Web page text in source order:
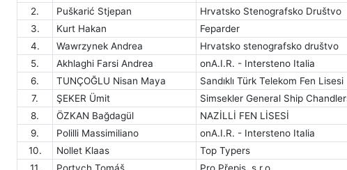
2.
Puškarić Stjepan Hrvatsko Stenografsko Društvo
3.
Kurt Hakan Feparder
4.
Wawrzynek Andrea Hrvatsko stenografsko društvo
5.
Akhlaghi Farsi Andrea onA.I.R. - Intersteno Italia
6.
TUNÇOĞLU Nisan Maya Sandıklı Türk Telekom Fen Lisesi
7.
ŞEKER Ümit Simsekler General Ship
8.
ÖZKAN Bağdagül NAZİLLİ FEN LİSESİ
9.
Polilli Massimiliano onA.I.R. - Intersteno Italia
10.
Nollet Klaas Top Typers